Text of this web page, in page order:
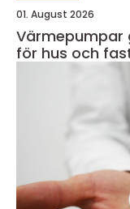
01. August 2026
Värmepumpar gävle
för hus och